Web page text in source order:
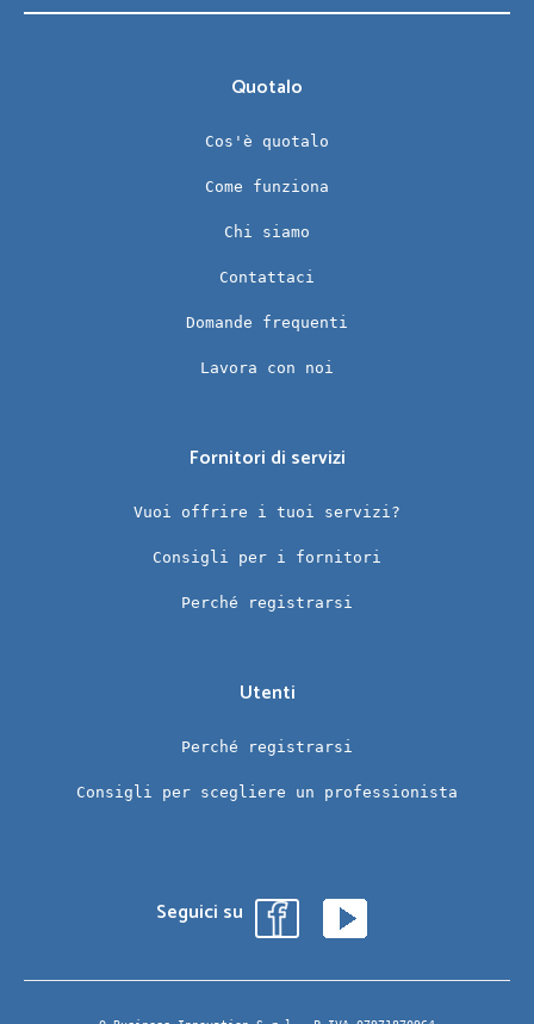
Quotalo
Cos'è quotalo
Come funziona
Chi siamo
Contattaci
Domande frequenti
Lavora con noi
Fornitori di servizi
Vuoi offrire i tuoi servizi?
Consigli per i fornitori
Perché registrarsi
Utenti
Perché registrarsi
Consigli per scegliere un professionista
Seguici su